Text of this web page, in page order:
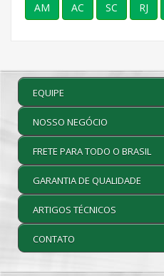
AM AC SC RJ
EQUIPE
NOSSO NEGÓCIO
FRETE PARA TODO O BRASIL
GARANTIA DE QUALIDADE
ARTIGOS TÉCNICOS
CONTATO